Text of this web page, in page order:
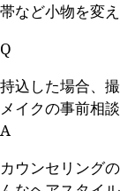
帯など小物を変
Q
持込した場合、
メイクの事前相
A
カウンセリング